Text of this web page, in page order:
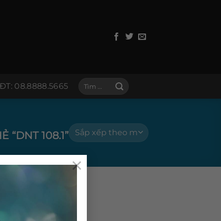
×
ĐT: 08.8888.5665
Tìm
“DNT 108.1”